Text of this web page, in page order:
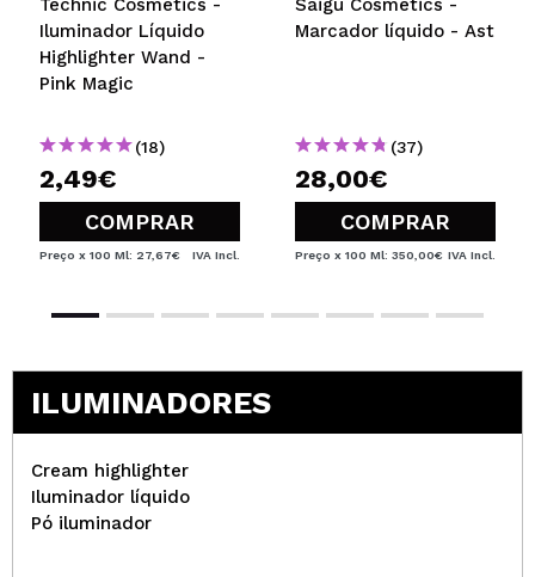
Technic Cosmetics -
Iluminador Líquido
Highlighter Wand -
Pink Magic
(18)
2,49€
COMPRAR
Preço x 100 Ml: 27,67€ IVA Incl.
Saigu Cosmetics -
Marcador líquido - Ast
(37)
28,00€
COMPRAR
Preço x 100 Ml: 350,00€ IVA Incl.
ILUMINADORES
Cream highlighter
Iluminador líquido
Pó iluminador